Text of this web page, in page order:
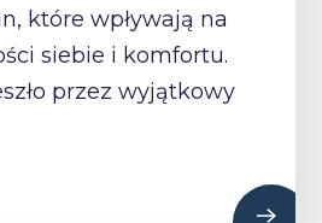
które wpływają na
siebie i komfortu.
przez wyjątkowy